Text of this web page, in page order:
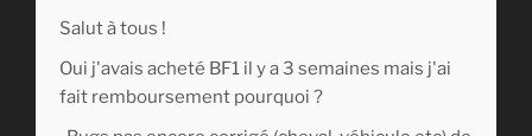
Salut à tous !
Oui j'avais acheté BF1 il y a 3 semaines mais j'ai
fait remboursement pourquoi ?